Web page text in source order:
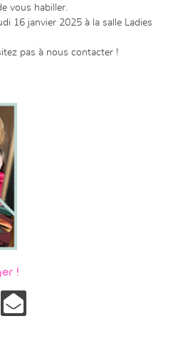
. vous habiller.
16 janvier 2025 à la salle Ladies
pas à nous contacter !
!